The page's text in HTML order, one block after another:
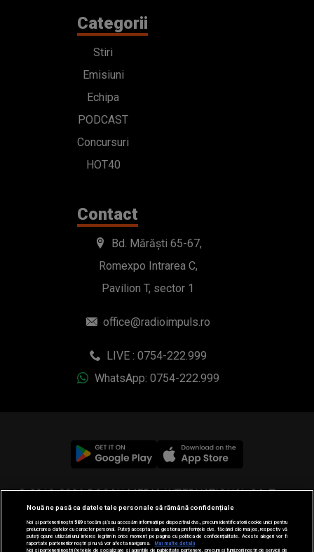
Categorii
Stiri
Emisiuni
Echipa
PODCAST
Concursuri
HOT40
Contact
Bd. Mărăști 65-67,
Romexpo Intrarea C,
Pavilion T, sector 1
office@radioimpuls.ro
LIVE : 0754-222.999
WhatsApp: 0754-222.999
© 2019-2026 DOGAN MEDIA INTERNATIONAL SA, Toate
drepturile rezervate.
Nouă ne pasă ca datele tale personale să rămână confidențiale
Noi și partenerii noștri589stocăm și/sau accesăm informații pe dispozitivul dvs., precum identificatorii cookie unici pentru
prelucrarea datelor cu caracter personal. Puteți accepta sau gestiona preferințele dvs. făcând clic mai jos, respectiv vă
puteți opune utilizării unui interes legitim în orice moment pe pagina cu politica de confidențialitate. Aceste alegeri vor fi
raportate partenerilor noștri și nu vă vor afecta navigarea.
Mai multe detalii
Noi si partenerii nostri (retelele de socializare si agentiile de publicitate partenere, precum si furnizorii nostri de servicii de